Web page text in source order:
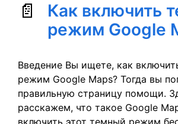
Как включить
режим Google
Введение Вы ищете, как
режим Google Maps? Тогда вы
правильную страницу помощи.
расскажем, что такое Google
включить этот темный режим